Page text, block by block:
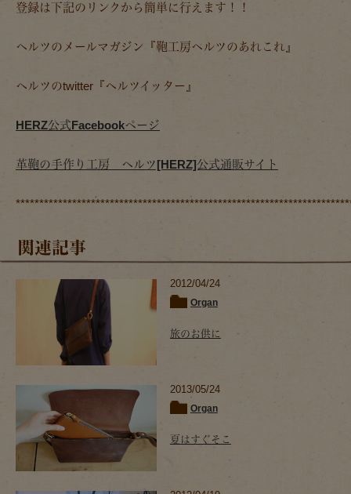
登録は下記のリンクから簡単に行えます！！
ヘルツのメールマガジン『鞄工房ヘルツのあれこれ』
ヘルツのtwitter『ヘルツイッター』
HERZ公式Facebookページ
革鞄の手作り工房 ヘルツ[HERZ]公式通販サイト
関連記事
2012/04/24
Organ
旅のお供に
2013/05/24
Organ
夏はすぐそこ